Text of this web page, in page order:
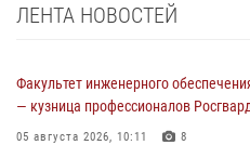
ЛЕНТА НОВОСТЕЙ
Факультет инженерного
— кузница профессионалов
05 августа 2026, 10:11 8